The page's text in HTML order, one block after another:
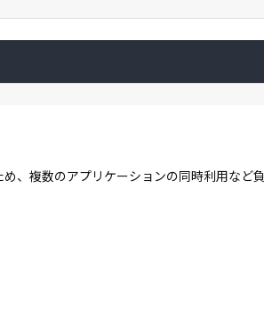
、複数のアプリケーションの同時利用など